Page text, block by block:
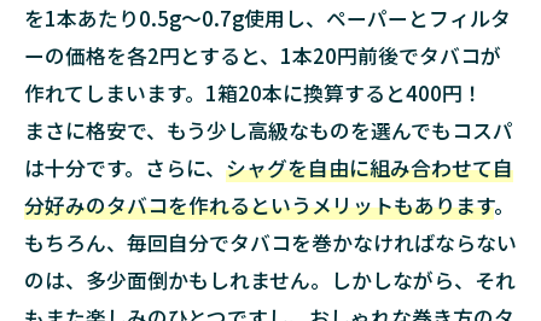
ロング
3.1.2
ショー
3.2
フィ
ルタ
ーの
直径
で選
ぶ
を1本あたり0.5g～0.7g使用し、ペーパーとフィルタ
ーの価格を各2円とすると、1本20円前後でタバコが
作れてしまいます。1箱20本に換算すると400円！
まさに格安で、もう少し高級なものを選んでもコスパ
は十分です。さらに、 シャグを自由に組み合わせて自
分好みのタバコを作れるというメリットもあります。
もちろん、毎回自分でタバコを巻かなければならない
のは、多少面倒かもしれません。しかしながら、それ